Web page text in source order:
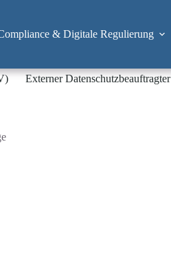
& Digitale Regulierung
Externer